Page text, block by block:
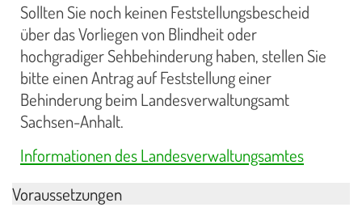
Sollten Sie noch keinen Feststellungsbescheid
über das Vorliegen von Blindheit oder
hochgradiger Sehbehinderung haben, stellen Sie
bitte einen Antrag auf Feststellung einer
Behinderung beim Landesverwaltungsamt
Sachsen-Anhalt.
Informationen des Landesverwaltungsamtes
Voraussetzungen